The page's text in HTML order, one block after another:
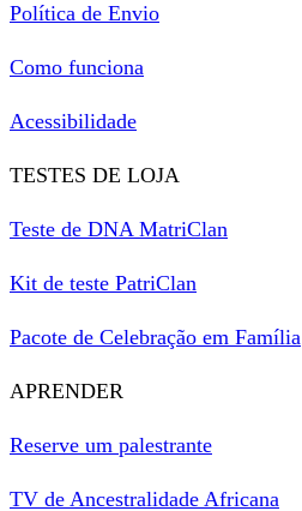
Política de Envio
Como funciona
Acessibilidade
TESTES DE LOJA
Teste de DNA MatriClan
Kit de teste PatriClan
Pacote de Celebração em Família
APRENDER
Reserve um palestrante
TV de Ancestralidade Africana